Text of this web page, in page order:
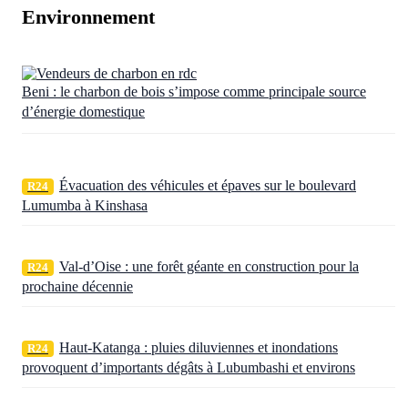
Environnement
Beni : le charbon de bois s’impose comme principale source
d’énergie domestique
R24
Évacuation des véhicules et épaves sur le boulevard
Lumumba à Kinshasa
R24
Val-d’Oise : une forêt géante en construction pour la
prochaine décennie
R24
Haut-Katanga : pluies diluviennes et inondations
provoquent d’importants dégâts à Lubumbashi et environs